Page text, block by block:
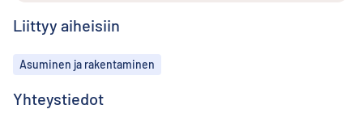
Liittyy aiheisiin
Aiheet
Asuminen ja rakentaminen
Yhteystiedot